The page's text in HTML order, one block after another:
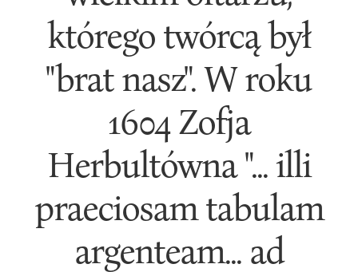
którego twórcą był
"brat nasz". W roku
1604 Zofja
Herbultówna "... illi
praeciosam tabulam
argenteam... ad